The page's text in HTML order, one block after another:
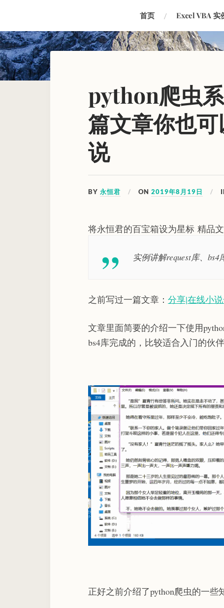
首页 Excel VBA 实
python爬虫
篇文章你也
说
BY永恒君 ON2019年8月19日
将永恒君的百宝箱设为星标 精品
实例讲解request库、
之前写过一篇文章：分享|在线小
文章里面简要的介绍一下使用
bs4库完成的，比较适合入门的伙伴
正好之前介绍了python爬虫的一些